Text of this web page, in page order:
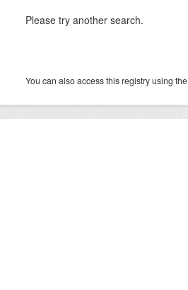
Please try another search.
You can also access this registry using the